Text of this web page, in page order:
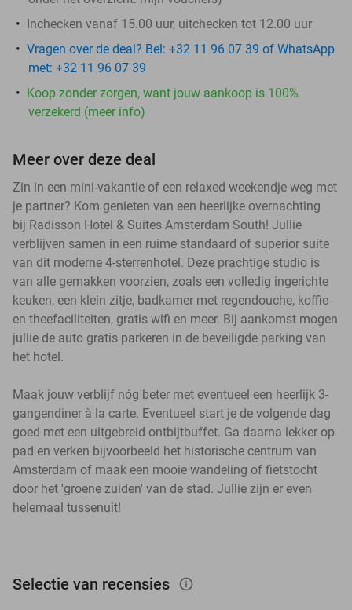
Inchecken vanaf 15.00 uur, uitchecken tot 12.00 uur
Vragen over de deal? Bel: +32 11 96 07 39 of WhatsApp
met: +32 11 96 07 39
Koop zonder zorgen, want jouw aankoop is 100%
verzekerd (meer info)
Meer over deze deal
Zin in een mini-vakantie of een relaxed weekendje weg met
je partner? Kom genieten van een heerlijke overnachting
bij Radisson Hotel & Suites Amsterdam South! Jullie
verblijven samen in een ruime standaard of superior suite
van dit moderne 4-sterrenhotel. Deze prachtige studio is
van alle gemakken voorzien, zoals een volledig ingerichte
keuken, een klein zitje, badkamer met regendouche, koffie-
en theefaciliteiten, gratis wifi en meer. Bij aankomst mogen
jullie de auto gratis parkeren in de beveiligde parking van
het hotel.
Maak jouw verblijf nóg beter met eventueel een heerlijk 3-
gangendiner à la carte. Eventueel start je de volgende dag
goed met een uitgebreid ontbijtbuffet. Ga daarna lekker op
pad en verken bijvoorbeeld het historische centrum van
Amsterdam of maak een mooie wandeling of fietstocht
door het 'groene zuiden' van de stad. Jullie zijn er even
helemaal tussenuit!
Selectie van recensies info_outlined